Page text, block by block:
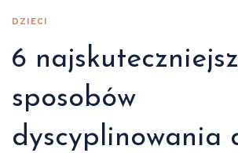
DZIECI
6
sposobów
dyscyplinowania